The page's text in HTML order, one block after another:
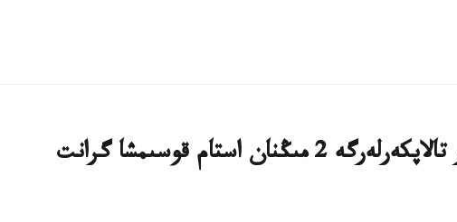
قازاقستاندىق ج و و- لار تالاپكەرلەرگە 2 مىڭنان استام قوسىمشا گرانت